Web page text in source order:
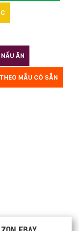
ĂN
THEO MẪU CÓ SẴN